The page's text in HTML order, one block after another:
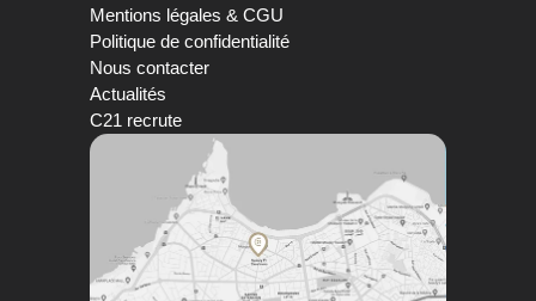
Mentions légales & CGU
Politique de confidentialité
Nous contacter
Actualités
C21 recrute